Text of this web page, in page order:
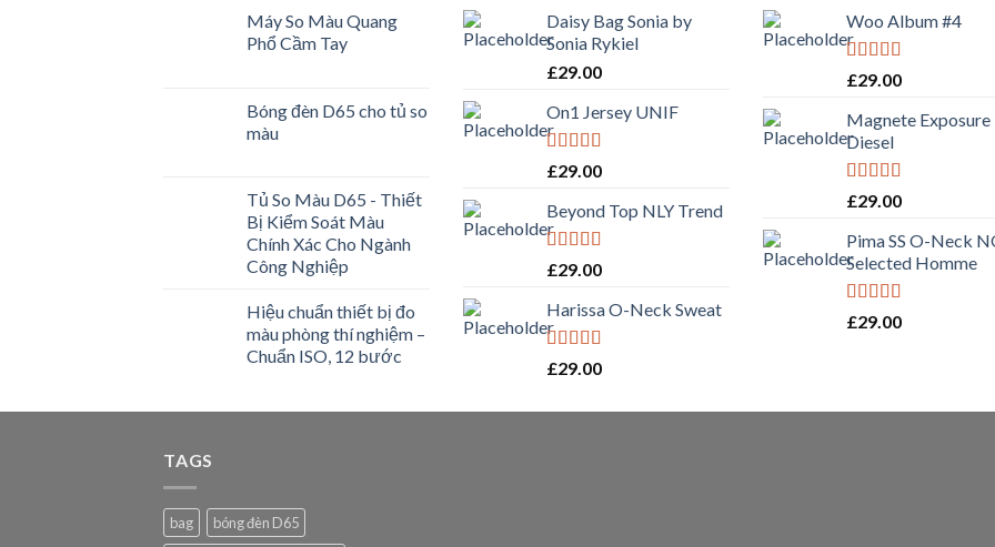
Máy So Màu Quang
Phổ Cầm Tay
Bóng đèn D65 cho tủ so
màu
Tủ So Màu D65 - Thiết
Bị Kiểm Soát Màu
Chính Xác Cho Ngành
Công Nghiệp
Hiệu chuẩn thiết bị đo
màu phòng thí nghiệm –
Chuẩn ISO, 12 bước
Daisy Bag Sonia by
Sonia Rykiel
£29.00
On1 Jersey UNIF
Rated5.00
£29.00
Beyond Top NLY Trend
Rated
of 5
£29.00
Harissa O-Neck Sweat
Rated4.00
£29.00
Woo Album #4
Rated5.00
£29.00
Magnete Exposure
Diesel
Rated5.00
£29.00
Pima SS O-Neck
Selected Homme
Rated5.00
£29.00
TAGS
bag
bóng đèn D65